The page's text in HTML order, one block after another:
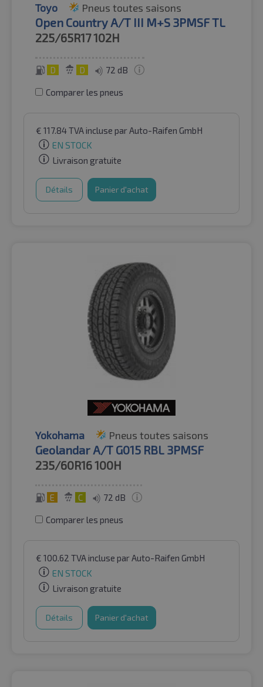
Toyo Pneus toutes saisons
Open Country A/T III M+S 3PMSF TL
225/65R17102H
D D 72 dB
Comparer les pneus
€ 117.84TVA incluse par Auto-Raifen GmbH
EN STOCK
Livraison gratuite
Détails Panier d'achat
Yokohama Pneus toutes saisons
Geolandar A/T G015 RBL 3PMSF
235/60R16100H
E C 72 dB
Comparer les pneus
€ 100.62 TVA incluse par Auto-Raifen GmbH
EN STOCK
Livraison gratuite
Détails Panier d'achat